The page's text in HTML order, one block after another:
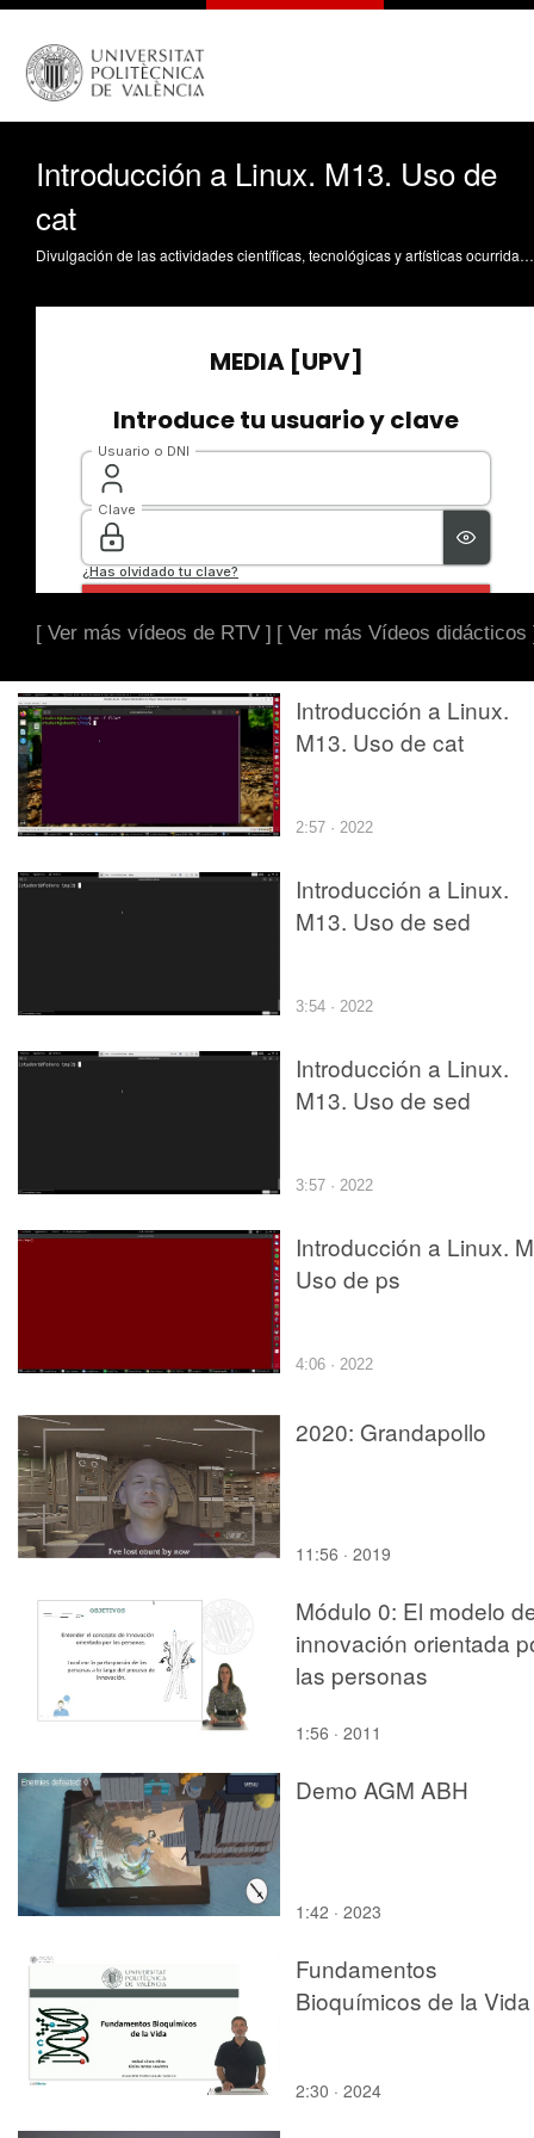
Introducción a Linux. M13. Uso de
cat
Divulgación de las actividades científicas, tecnológicas y artísticas ocurridas en los tres campus de la UPV
[ Ver más vídeos de RTV ] [ Ver más Vídeos didácticos
Introducción a Linux.
M13. Uso de cat
2:57 · 2022
Introducción a Linux.
M13. Uso de sed
3:54 · 2022
Introducción a Linux.
M13. Uso de sed
3:57 · 2022
Introducción a Linux.
Uso de ps
4:06 · 2022
2020: Grandapollo
11:56 · 2019
Módulo 0: El modelo
innovación orientada
las personas
1:56 · 2011
Demo AGM ABH
1:42 · 2023
Fundamentos
Bioquímicos de la Vida
2:30 · 2024